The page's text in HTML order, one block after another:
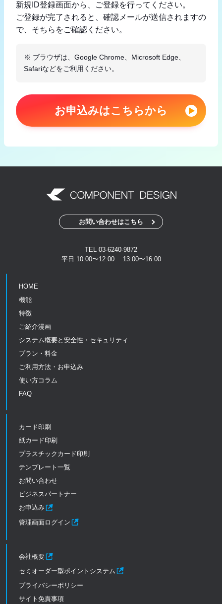
新規ID登録画面から、ご登録を行ってください。
ご登録が完了されると、確認メールが送信されますの
で、そちらをご確認ください。
※ ブラウザは、Google Chrome、Microsoft Edge、
Safariなどをご利用ください。
お申込みはこちらから
お問い合わせはこちら
TEL 03-6240-9872
平日 10:00〜12:00 13:00〜16:00
HOME
機能
特徴
ご紹介漫画
システム概要と安全性・セキュリティ
プラン・料金
ご利用方法・お申込み
使い方コラム
FAQ
カード印刷
紙カード印刷
プラスチックカード印刷
テンプレート一覧
お問い合わせ
ビジネスパートナー
お申込み
管理画面ログイン
会社概要
セミオーダー型ポイントシステム
プライバシーポリシー
サイト免責事項